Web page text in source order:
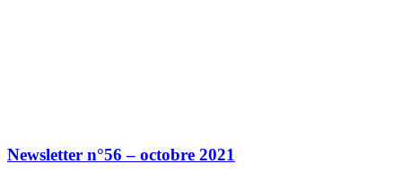
Newsletter n°56 – octobre 2021